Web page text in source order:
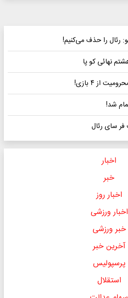
رئال را حذف می‌کنیم!
نهائی کو پا
از ۴ بازی!
شد!
سای رئال
اخبار
خبر
اخبار روز
اخبار ورزشی
خبر ورزشی
آخرین خبر
پرسپولیس
استقلال